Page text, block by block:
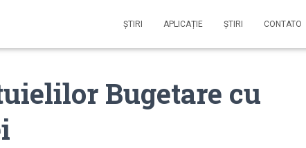
ŞTIRI APLICAȚIE ŞTIRI CONTATO
Bugetare cu